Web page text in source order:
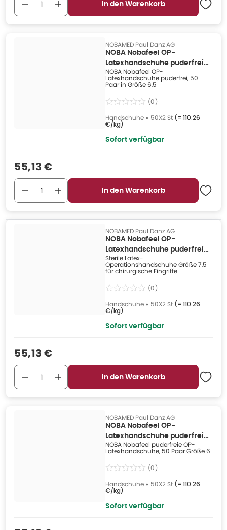
In den Warenkorb
NOBAMED Paul Danz AG
NOBA Nobafeel OP-
Latexhandschuhe puderfrei
Größe 6,5 50X 50X2 St
NOBA Nobafeel OP-
Latexhandschuhe puderfrei, 50
Paar in Größe 6,5
(0)
Handschuhe • 50X2 St (= 110.26
€/kg)
Sofort verfügbar
Verkaufspreis
55,13 €
In den Warenkorb
NOBAMED Paul Danz AG
NOBA Nobafeel OP-
Latexhandschuhe puderfrei
Größe 7,5 50X 50X2 St
Sterile Latex-
Operationshandschuhe Größe 7,5
für chirurgische Eingriffe
(0)
Handschuhe • 50X2 St (= 110.26
€/kg)
Sofort verfügbar
Verkaufspreis
55,13 €
In den Warenkorb
NOBAMED Paul Danz AG
NOBA Nobafeel OP-
Latexhandschuhe puderfrei
Größe 6 50X 50X2 St
NOBA Nobafeel puderfreie OP-
Latexhandschuhe, 50 Paar Größe 6
(0)
Handschuhe • 50X2 St (= 110.26
€/kg)
Sofort verfügbar